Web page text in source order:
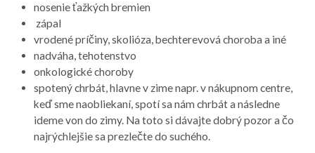
nosenie ťažkých bremien
zápal
vrodené príčiny, skolióza, bechterevová choroba a iné
nadváha, tehotenstvo
onkologické choroby
spotený chrbát, hlavne v zime napr. v nákupnom centre,
keď sme naobliekaní, spotí sa nám chrbát a následne
ideme von do zimy. Na toto si dávajte dobrý pozor a čo
najrýchlejšie sa prezlečte do suchého.